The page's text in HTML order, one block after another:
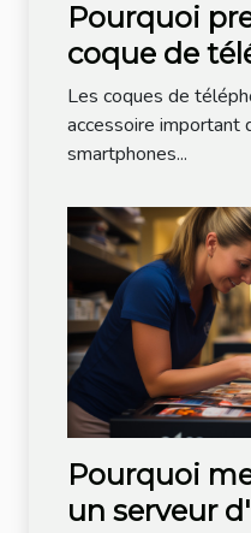
Pourquoi
coque de
cordon ?
Les coques de
accessoire important
smartphones...
Pourquoi
un serveur